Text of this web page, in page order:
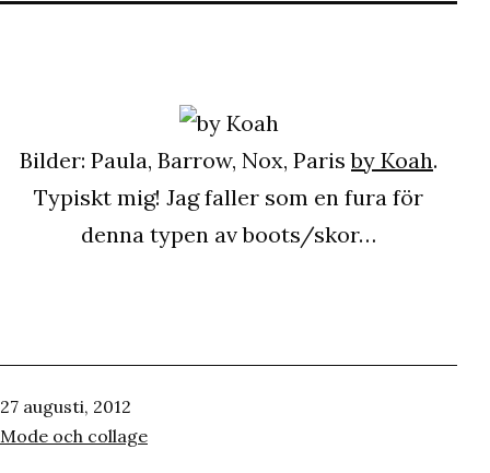
Bilder: Paula, Barrow, Nox, Parisby Koah.
Typiskt mig! Jag faller som en fura för
denna typen av boots/skor…
Publicerat
den
27 augusti, 2012
Kategoriserat
Mode och collage